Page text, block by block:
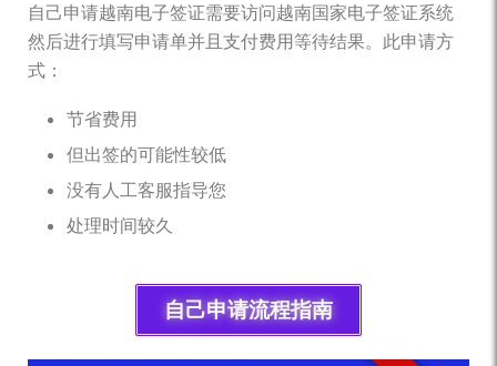
自己申请越南电子签证需要访问越南国家电子签证系统
然后进行填写申请单并且支付费用等待结果。此申请方
式：
节省费用
但出签的可能性较低
没有人工客服指导您
处理时间较久
自己申请流程指南